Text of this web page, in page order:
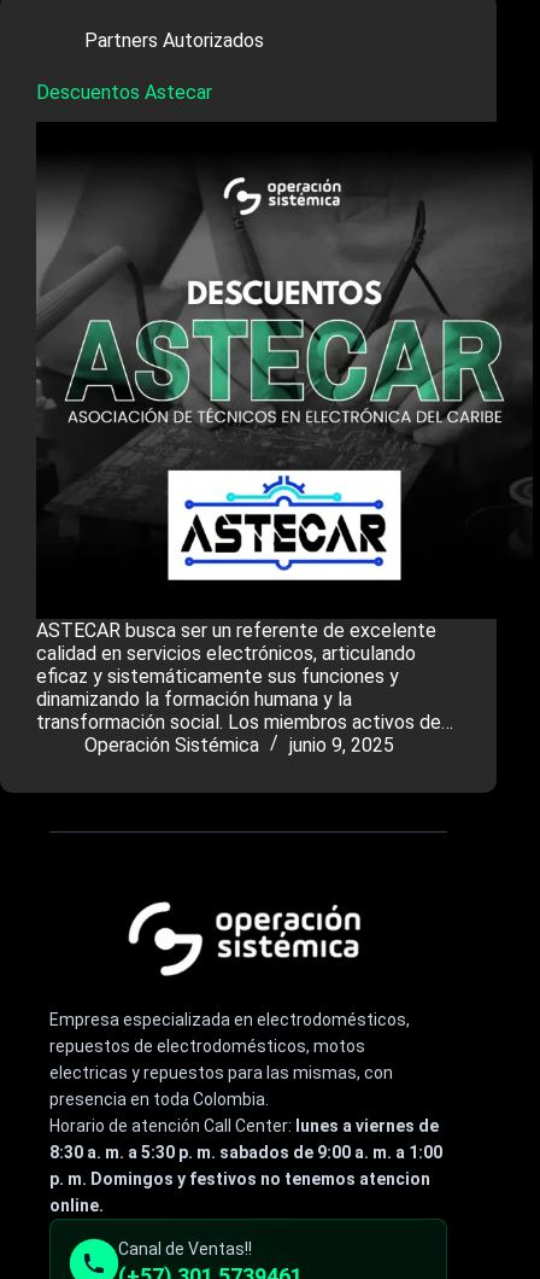
Partners Autorizados
Descuentos Astecar
ASTECAR busca ser un referente de excelente
calidad en servicios electrónicos, articulando
eficaz y sistemáticamente sus funciones y
dinamizando la formación humana y la
transformación social. Los miembros activos de…
Operación Sistémica
junio 9, 2025
Empresa especializada en electrodomésticos,
repuestos de electrodomésticos, motos
electricas y repuestos para las mismas, con
presencia en toda Colombia.
Horario de atención Call Center: lunes a viernes de
8:30 a. m. a 5:30 p. m. sabados de 9:00 a. m. a 1:00
p. m. Domingos y festivos no tenemos atencion
online.
Canal de Ventas!!